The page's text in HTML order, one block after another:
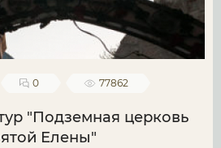
0 77862
"Подземная церковь
Елены"